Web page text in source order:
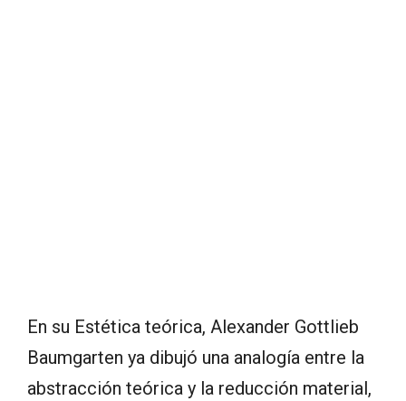
En su Estética teórica, Alexander Gottlieb
Baumgarten ya dibujó una analogía entre la
abstracción teórica y la reducción material,